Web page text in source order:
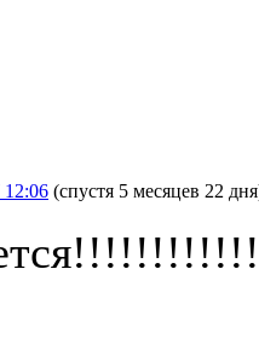
(спустя 5 месяцев 22